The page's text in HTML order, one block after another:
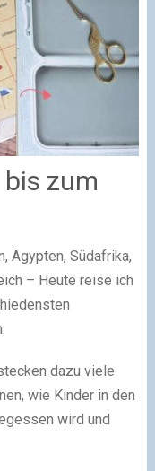
zum
Ägypten, Südafrika,
– Heute reise ich
dazu viele
wie Kinder in den
wird und